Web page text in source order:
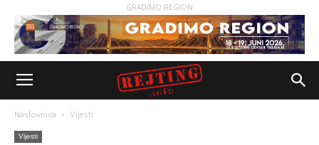
GRADIMO REGION
Naslovnica Vijesti
Vijesti